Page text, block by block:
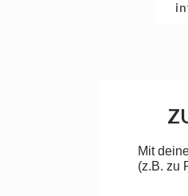
Mit
(z.B. zu